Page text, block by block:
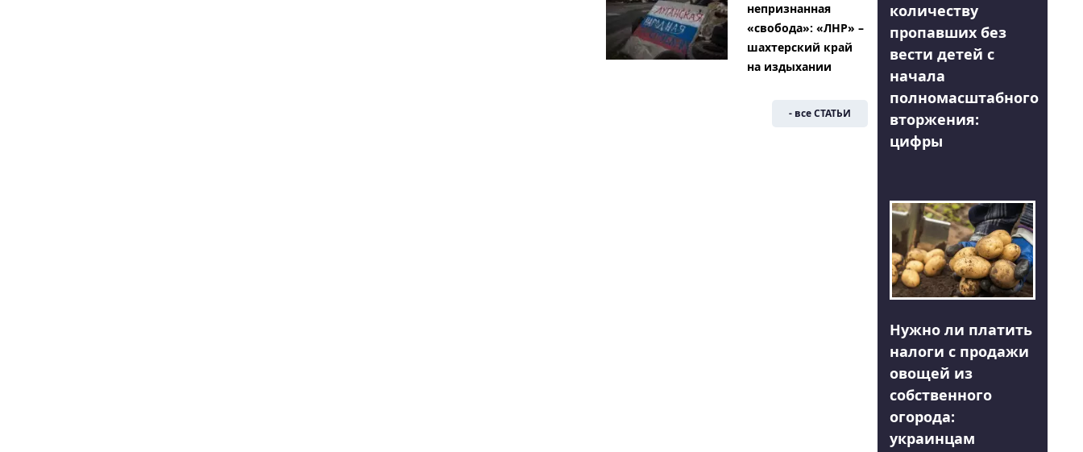
непризнанная
«свобода»: «ЛНР» –
шахтерский край
на издыхании
- все СТАТЬИ
количеству
пропавших без
вести детей с
начала
полномасштабного
вторжения:
цифры
Нужно ли платить
налоги с продажи
овощей из
собственного
огорода:
украинцам